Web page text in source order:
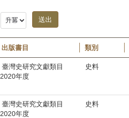
出版書目 類別
臺灣史研究文獻類目
2020年度
史料
臺灣史研究文獻類目
2020年度
史料